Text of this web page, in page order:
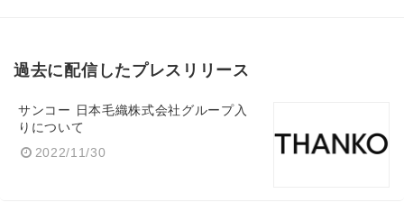
過去に配信したプレスリリース
サンコー 日本毛織株式会社グループ入
りについて
2022/11/30